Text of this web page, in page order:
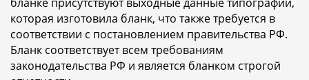
которая изготовила бланк, что также требуется в
соответствии с постановлением правительства РФ.
Бланк соответствует всем требованиям
законодательства РФ и является бланком строгой